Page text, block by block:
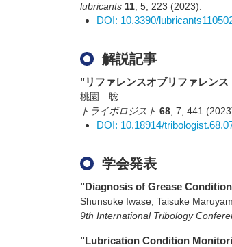
lubricants 11 5 223 (2023)
DOI: 10.3390/
解説記事
"リファレンスオブリファレン
桃園 聡
トライボロジスト 68 7 441
DOI: 10.18914/
学会発表
"Diagnosis of Grease
Shunsuke Iwase, Taisuke
9th International Tribology
"Lubrication Condition